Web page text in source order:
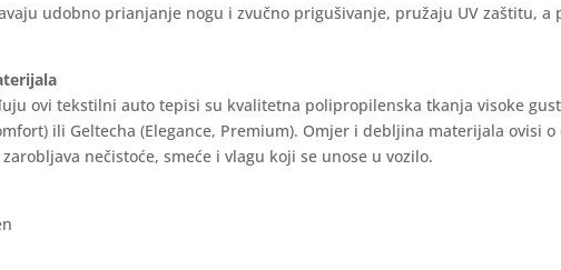
udobno prianjanje nogu i zvučno prigušivanje, pružaju UV zaštitu, a
ovi tekstilni auto tepisi su kvalitetna polipropilenska tkanja visoke
ili Geltecha (Elegance, Premium). Omjer i debljina materijala ovisi
nečistoće, smeće i vlagu koji se unose u vozilo.